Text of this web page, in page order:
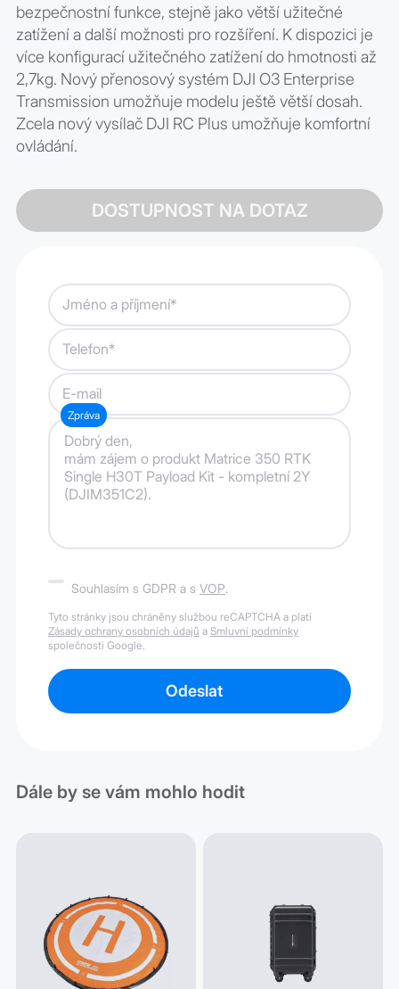
bezpečnostní funkce, stejně jako větší užitečné
zatížení a další možnosti pro rozšíření. K dispozici je
více konfigurací užitečného zatížení do hmotnosti až
2,7kg. Nový přenosový systém DJI O3 Enterprise
Transmission umožňuje modelu ještě větší dosah.
Zcela nový vysílač DJI RC Plus umožňuje komfortní
ovládání.
DOSTUPNOST NA DOTAZ
Jméno a příjmení*
Telefon*
E-mail
Zpráva
Souhlasím s GDPR a s VOP.
Tyto stránky jsou chráněny službou reCAPTCHA a platí
Zásady ochrany osobních údajů a Smluvní podmínky
společnosti Google.
Odeslat
Dále by se vám mohlo hodit